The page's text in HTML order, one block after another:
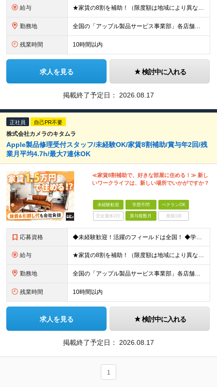
給与 ★家賃の8割を補助！（限度額は地域により異なる） ※転勤による引っ越しが発生する場合 ＝＝＝＝＝＝＝＝＝＝＝＝＝＝＝＝＝＝＝＝＝＝＝ 例えば、家賃7.5万円なら6万円は会社で負担。 あなたが支払うのは
勤務地 全国の「アップル製品サービス事業部」各店舗となります ※アップル製品サービス単独店に配属の可能性もあります ※最初の配属先は希望を最大限考慮した上で決定します ▼詳しい勤務地住所は下記URLをご確認
残業時間 10時間以内
求人を見る 検討中に入れる
掲載終了予定日： 2026.08.17
正社員 自己PR不要
株式会社カメラのキタムラ
Apple製品修理受付スタッフ/未経験OK/家賃8割補助/賞与年2回/残
業月平均4.7h/最大7連休OK
≪家賃8割補助で、好きな部屋に住める！≫ 新し
いワークライフは、新しい場所でいかがですか？
未経験歓迎 学歴不問 ベテランOK
完全週休2日 賞与複数月 面接1回
応募資格 ◆未経験歓迎！活躍のフィールドは全国！ ◆学歴不問 ◆第二新卒も活躍中 ◆40歳以下の方（若年層の長期キャリア形成を図るため） ★店長候補としての採用ですので、入社3年後には店長になるイメージです！
給与 ★家賃の8割を補助！（限度額は地域により異なる） ※転勤による引っ越しが発生する場合 ＝＝＝＝＝＝＝＝＝＝＝＝＝＝＝＝＝＝＝＝＝＝＝ 例えば、家賃7.5万円なら6万円は会社で負担。 あなたが支払うのは
勤務地 全国の「アップル製品サービス事業部」各店舗となります ※アップル製品サービス単独店に配属の可能性もあります ※最初の配属先は希望を最大限考慮した上で決定します ▼詳しい勤務地住所は下記URLをご確認
残業時間 10時間以内
求人を見る 検討中に入れる
掲載終了予定日： 2026.08.17
1